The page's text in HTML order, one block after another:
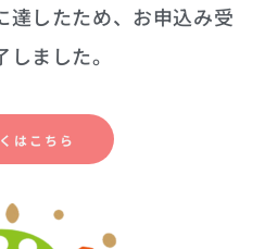
したため、お申込み受
ました。
はこちら